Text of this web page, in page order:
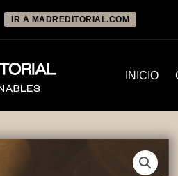
IR A MADREDITORIAL.COM
INICIO